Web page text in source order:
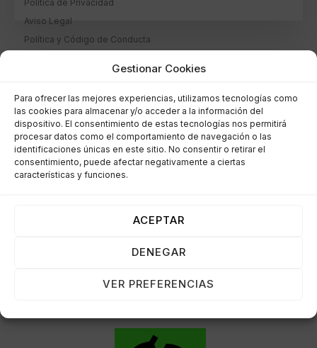
Gestionar Cookies
Para ofrecer las mejores experiencias, utilizamos tecnologías como
las cookies para almacenar y/o acceder a la información del
dispositivo. El consentimiento de estas tecnologías nos permitirá
procesar datos como el comportamiento de navegación o las
identificaciones únicas en este sitio. No consentir o retirar el
consentimiento, puede afectar negativamente a ciertas
características y funciones.
ACEPTAR
DENEGAR
VER PREFERENCIAS
Política de Privacidad
Aviso Legal
Política y Código de Conducta